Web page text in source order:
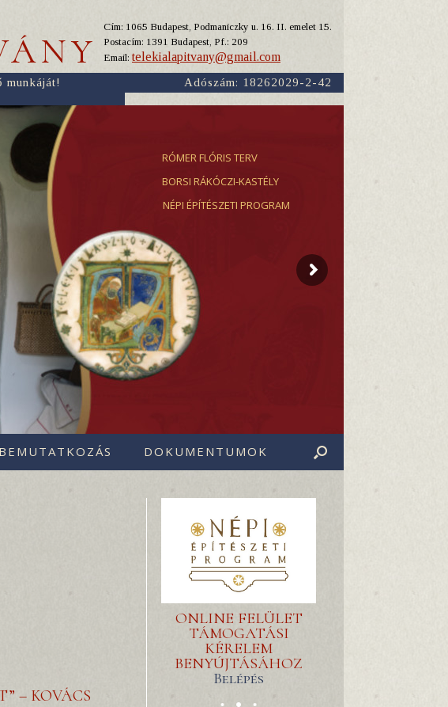
Cím: 1065 Budapest, Podmaniczky u. 16. II. emelet 15.
Postacím: 1391 Budapest, Pf.: 209
Email:telekialapitvany@gmail.com
munkáját!
Adószám: 18262029-2-42
RÓMER FLÓRIS TERV
BORSI RÁKÓCZI-KASTÉLY
NÉPI ÉPÍTÉSZETI PROGRAM
BEMUTATKOZÁS DOKUMENTUMOK
– KOVÁCS
ONLINE FELÜLET
TÁMOGATÁSI
KÉRELEM
BENYÚJTÁSÁHOZ
Belépés